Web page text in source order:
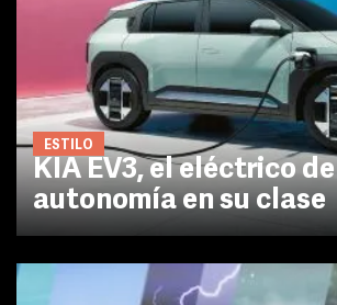
ESTILO
KIA EV3, el eléctrico
autonomía en su clase